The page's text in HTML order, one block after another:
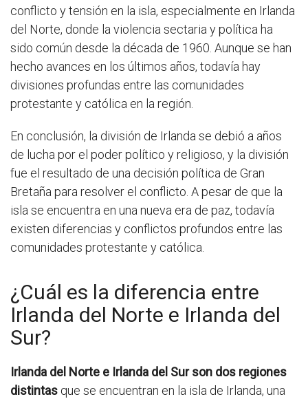
conflicto y tensión en la isla, especialmente en Irlanda
del Norte, donde la violencia sectaria y política ha
sido común desde la década de 1960. Aunque se han
hecho avances en los últimos años, todavía hay
divisiones profundas entre las comunidades
protestante y católica en la región.
En conclusión, la división de Irlanda se debió a años
de lucha por el poder político y religioso, y la división
fue el resultado de una decisión política de Gran
Bretaña para resolver el conflicto. A pesar de que la
isla se encuentra en una nueva era de paz, todavía
existen diferencias y conflictos profundos entre las
comunidades protestante y católica.
¿Cuál es la diferencia entre
Irlanda del Norte e Irlanda del
Sur?
Irlanda del Norte e Irlanda del Sur son dos regiones
distintas que se encuentran en la isla de Irlanda, una